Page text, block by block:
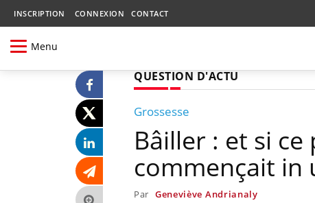
INSCRIPTION CONNEXION CONTACT
Menu
QUESTION D'ACTU
Grossesse
Bâiller : et si
commençait in
Par Geneviève Andrianaly